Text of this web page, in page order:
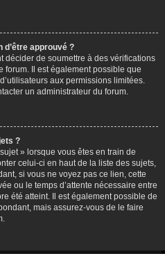
d’être approuvé ?
décider de soumettre à des vérifications
forum. Il est également possible que
aux permissions limitées.
un administrateur du forum.
?
» lorsque vous êtes en train de
celui-ci en haut de la liste des sujets,
si vous ne voyez pas ce lien, cette
ou le temps d’attente nécessaire entre
été atteint. Il est également possible de
mais assurez-vous de le faire